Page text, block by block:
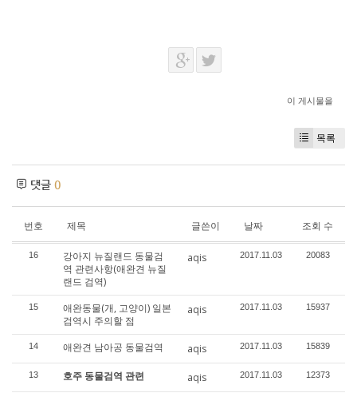
이 게시물을
목록
댓글 0
번호 제목 글쓴이 날짜 조회 수
16
강아지 뉴질랜드 동물검
역 관련사항(애완견 뉴질
랜드 검역)
aqis 2017.11.03 20083
15
애완동물(개, 고양이) 일본
검역시 주의할 점
aqis 2017.11.03 15937
14 애완견 남아공 동물검역 aqis 2017.11.03 15839
13 호주 동물검역 관련 aqis 2017.11.03 12373